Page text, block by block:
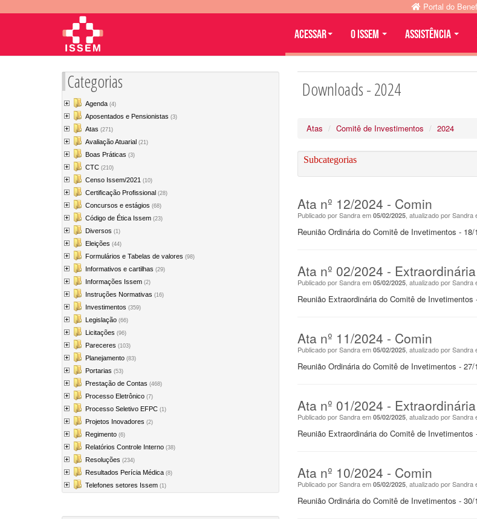
Categorias
Agenda (4)
Aposentados e Pensionistas (3)
Atas (271)
Avaliação Atuarial (21)
Boas Práticas (3)
CTC (210)
Censo Issem/2021 (10)
Certificação Profissional (28)
Concursos e estágios (68)
Código de Ética Issem (23)
Diversos (1)
Eleições (44)
Formulários e Tabelas de valores (98)
Informativos e cartilhas (29)
Informações Issem (2)
Instruções Normativas (16)
Investimentos (359)
Legislação (66)
Licitações (96)
Pareceres (103)
Planejamento (83)
Portarias (53)
Prestação de Contas (468)
Processo Eletrônico (7)
Processo Seletivo EFPC (1)
Projetos Inovadores (2)
Regimento (6)
Relatórios Controle Interno (38)
Resoluções (234)
Resultados Perícia Médica (8)
Telefones setores Issem (1)
Downloads - 2024
Atas Comitê de Investimentos 2024
Subcategorias
Ata nº 12/2024 - Comin
Publicado por Sandra em 05/02/2025 , atualizado por Sandra
Reunião Ordinária do Comitê de Invetimentos - 18/
Ata nº 02/2024 -
Publicado por Sandra em 05/02/2025 , atualizado por Sandra
Reunião Extraordinária do Comitê de Invetimentos
Ata nº 11/2024 - Comin
Publicado por Sandra em 05/02/2025 , atualizado por Sandra
Reunião Ordinária do Comitê de Invetimentos - 27/
Ata nº 01/2024 -
Publicado por Sandra em 05/02/2025 , atualizado por Sandra
Reunião Extraordinária do Comitê de Invetimentos
Ata nº 10/2024 - Comin
Publicado por Sandra em 05/02/2025 , atualizado por Sandra
Reunião Ordinária do Comitê de Invetimentos - 30/
Portal do
Acessar O ISSEM ASSISTÊNCIA